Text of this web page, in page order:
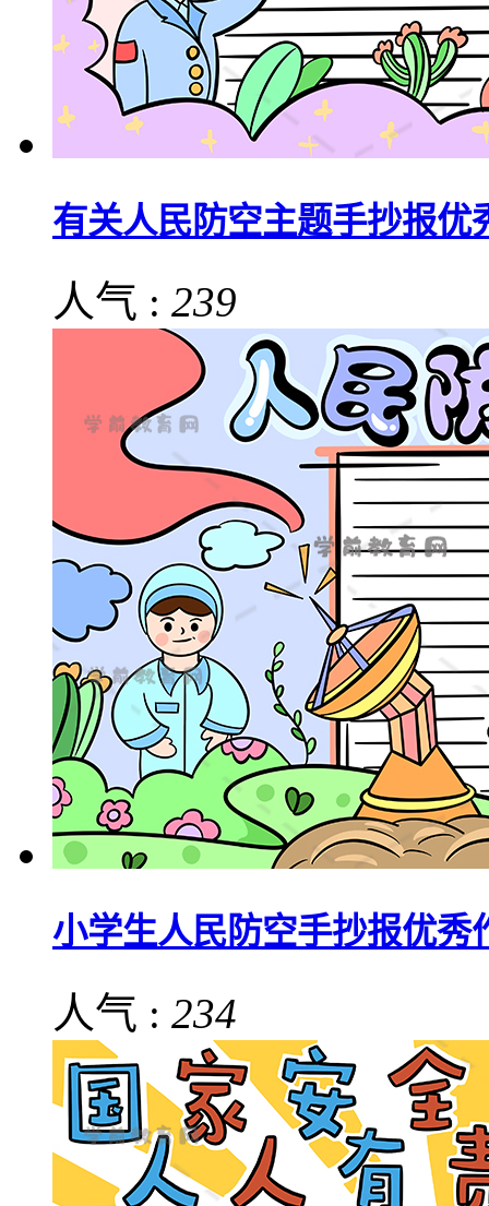
有关人民防空主题手抄报优
人气 : 239
小学生人民防空手抄报优秀
人气 : 234